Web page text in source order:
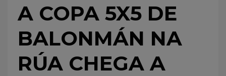
A COPA 5X5 DE
BALONMÁN NA
RÚA CHEGA A